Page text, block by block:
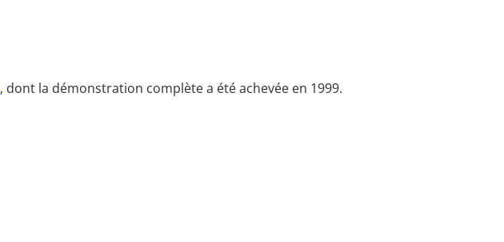
, dont la démonstration complète a été achevée en 1999.